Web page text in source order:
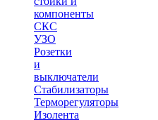
компоненты
СКС
УЗО
Розетки
и
выключатели
Стабилизаторы
Терморегуляторы
Изолента